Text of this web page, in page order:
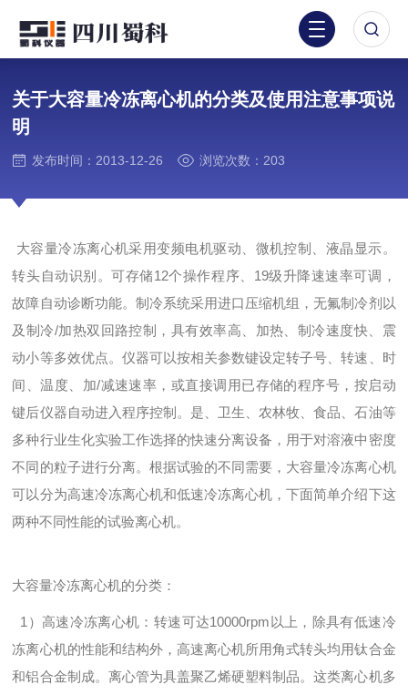
关于大容量冷冻离心机的分类及使用注意事项说
明
发布时间：2013-12-26 浏览次数：203
大容量冷冻离心机采用变频电机驱动、微机控制、液晶显示。
转头自动识别。可存储12个操作程序、19级升降速速率可调，
故障自动诊断功能。制冷系统采用进口压缩机组，无氟制冷剂以
及制冷/加热双回路控制，具有效率高、加热、制冷速度快、震
动小等多效优点。仪器可以按相关参数键设定转子号、转速、时
间、温度、加/减速速率，或直接调用已存储的程序号，按启动
键后仪器自动进入程序控制。是、卫生、农林牧、食品、石油等
多种行业生化实验工作选择的快速分离设备，用于对溶液中密度
不同的粒子进行分离。根据试验的不同需要，大容量冷冻离心机
可以分为高速冷冻离心机和低速冷冻离心机，下面简单介绍下这
两种不同性能的试验离心机。
大容量冷冻离心机的分类：
1）高速冷冻离心机：转速可达10000rpm以上，除具有低速冷
冻离心机的性能和结构外，高速离心机所用角式转头均用钛合金
和铝合金制成。离心管为具盖聚乙烯硬塑料制品。这类离心机多